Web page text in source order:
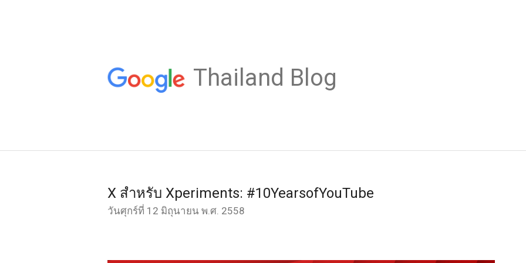
Thailand Blog
X สำหรับ Xperiments: #10YearsofYouTube
วันศุกร์ที่ 12 มิถุนายน พ.ศ. 2558